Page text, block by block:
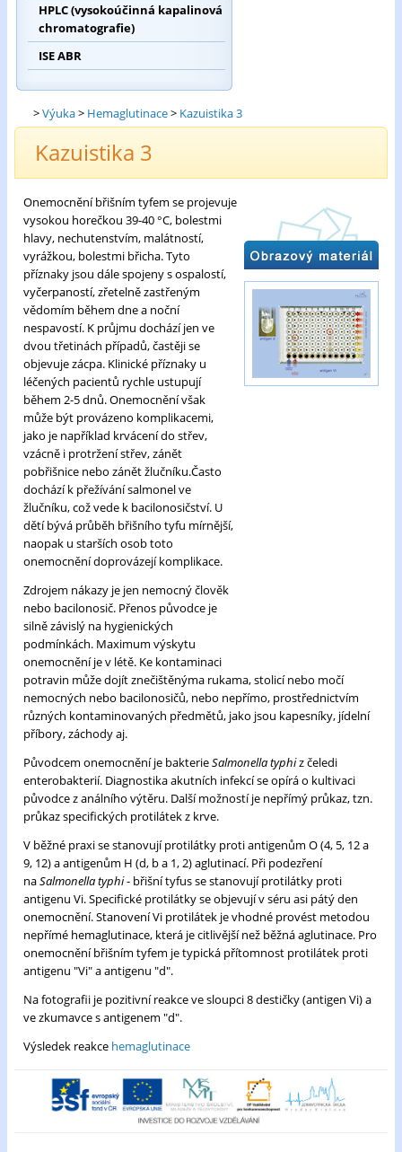
HPLC (vysokoúčinná kapalinová
chromatografie)
ISE ABR
>Výuka> Hemaglutinace> Kazuistika 3
Kazuistika 3
Onemocnění břišním tyfem se projevuje
vysokou horečkou 39-40 °C, bolestmi
hlavy, nechutenstvím, malátností,
vyrážkou, bolestmi břicha. Tyto
příznaky jsou dále spojeny s ospalostí,
vyčerpaností, zřetelně zastřeným
vědomím během dne a noční
nespavostí. K průjmu dochází jen ve
dvou třetinách případů, častěji se
objevuje zácpa. Klinické příznaky u
léčených pacientů rychle ustupují
během 2-5 dnů. Onemocnění však
může být provázeno komplikacemi,
jako je například krvácení do střev,
vzácně i protržení střev, zánět
pobřišnice nebo zánět žlučníku.Často
dochází k přežívání salmonel ve
žlučníku, což vede k bacilonosičství. U
dětí bývá průběh břišního tyfu mírnější,
naopak u starších osob toto
onemocnění doprovázejí komplikace.
Zdrojem nákazy je jen nemocný člověk
nebo bacilonosič. Přenos původce je
silně závislý na hygienických
podmínkách. Maximum výskytu
onemocnění je v létě. Ke kontaminaci
potravin může dojít znečištěnýma rukama, stolicí nebo močí
nemocných nebo bacilonosičů, nebo nepřímo, prostřednictvím
různých kontaminovaných předmětů, jako jsou kapesníky, jídelní
příbory, záchody aj.
Původcem onemocnění je bakterieSalmonella typhiz čeledi
enterobakterií. Diagnostika akutních infekcí se opírá o kultivaci
původce z análního výtěru. Další možností je nepřímý průkaz, tzn.
průkaz specifických protilátek z krve.
V běžné praxi se stanovují protilátky proti antigenům O (4, 5, 12 a
9, 12) a antigenům H (d, b a 1, 2) aglutinací. Při podezření
naSalmonella typhi- břišní tyfus se stanovují protilátky proti
antigenu Vi. Specifické protilátky se objevují v séru asi pátý den
onemocnění. Stanovení Vi protilátek je vhodné provést metodou
nepřímé hemaglutinace, která je citlivější než běžná aglutinace. Pro
onemocnění břišním tyfem je typická přítomnost protilátek proti
antigenu "Vi" a antigenu "d".
Na fotografii je pozitivní reakce ve sloupci 8 destičky (antigen Vi) a
ve zkumavce s antigenem "d".
Výsledek reakce hemaglutinace